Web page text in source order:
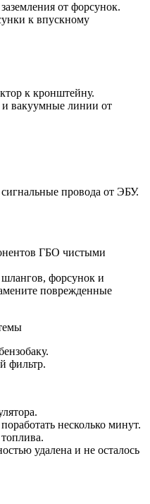
от форсунок.
к впускному
к кронштейну.
вакуумные линии от
провода от ЭБУ.
ГБО чистыми
форсунок и
поврежденные
фильтр.
несколько минут.
удалена и не осталось